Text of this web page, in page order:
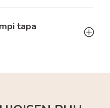
tapa